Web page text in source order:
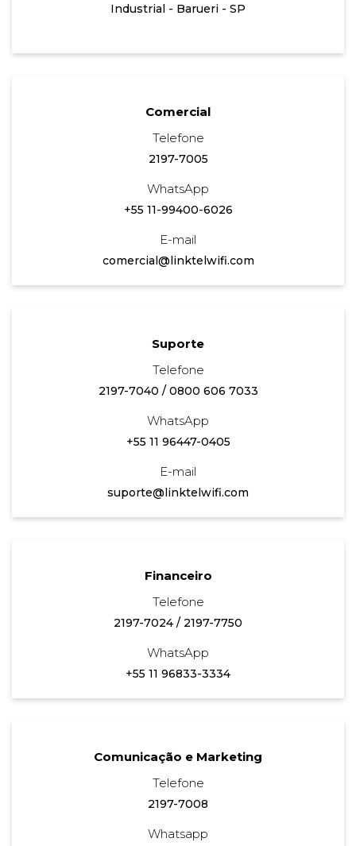
Industrial - Barueri - SP
Comercial
Telefone
2197-7005
WhatsApp
+55 11-99400-6026
E-mail
comercial@linktelwifi.com
Suporte
Telefone
2197-7040 / 0800 606 7033
WhatsApp
+55 11 96447-0405
E-mail
suporte@linktelwifi.com
Financeiro
Telefone
2197-7024 / 2197-7750
WhatsApp
+55 11 96833-3334
Comunicação e Marketing
Telefone
2197-7008
Whatsapp